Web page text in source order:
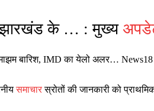
झारखंड के … : मुख्य
बारिश, IMD का येलो अलर…
समाचारस्रोतों की जानकारी को